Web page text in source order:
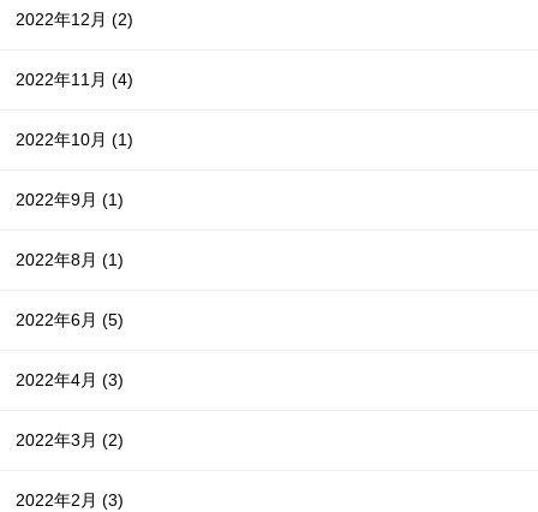
2022年12月(2)
2022年11月(4)
2022年10月(1)
2022年9月(1)
2022年8月(1)
2022年6月(5)
2022年4月(3)
2022年3月(2)
2022年2月(3)